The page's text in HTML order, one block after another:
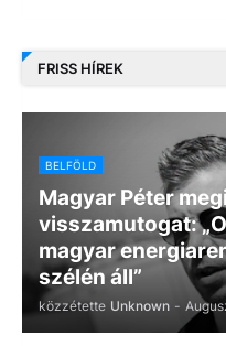
FRISS HÍREK
BELFÖLD
Magyar Péter
visszamutogat:
magyar
szélén áll”
közzétette Unknown -